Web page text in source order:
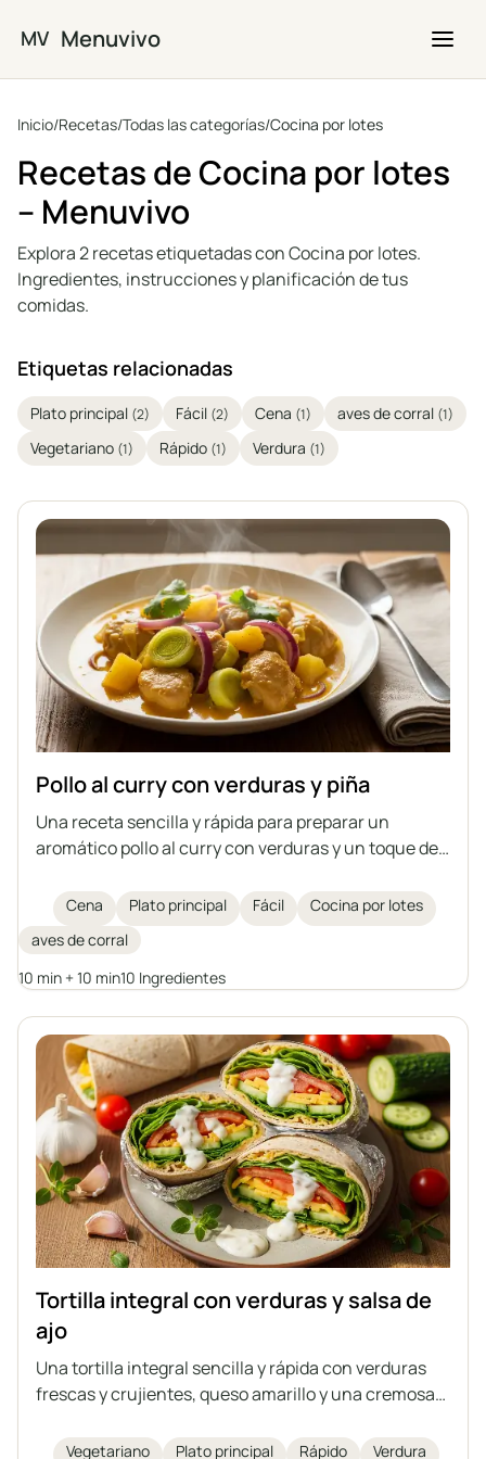
MV Menuvivo
Inicio/Recetas/Todas las categorías/Cocina por lotes
Recetas de Cocina por lotes
– Menuvivo
Explora 2 recetas etiquetadas con Cocina por lotes.
Ingredientes, instrucciones y planificación de tus
comidas.
Etiquetas relacionadas
Plato principal (2) Fácil (2) Cena (1) aves de corral (1)
Vegetariano (1) Rápido (1) Verdura (1)
Pollo al curry con verduras y piña
Una receta sencilla y rápida para preparar un
aromático pollo al curry con verduras y un toque de
de aprovechar restos de caldo.
Cena Plato principal Fácil
Cocina por lotes
aves de corral
10 min + 10 min10 Ingredientes
Tortilla integral con verduras y salsa de
ajo
Una tortilla integral sencilla y rápida con verduras
frescas y crujientes, queso amarillo y una cremosa
mayonesa. Ideal como tentempié nutritivo, almuerzo
Vegetariano Plato principal Rápido Verdura